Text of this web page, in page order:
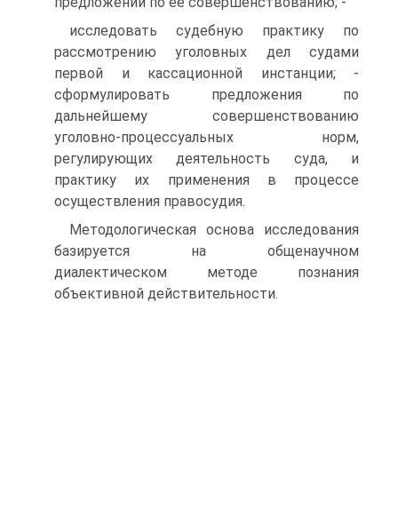
исследовать судебную практику по
рассмотрению уголовных дел судами
первой и кассационной инстанции; -
сформулировать предложения по
дальнейшему совершенствованию
уголовно-процессуальных норм,
регулирующих деятельность суда, и
практику их применения в процессе
осуществления правосудия.
Методологическая основа исследования
базируется на общенаучном
диалектическом методе познания
объективной действительности.